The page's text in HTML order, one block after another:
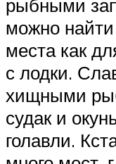
рыбными
можно
места как
с лодки.
хищными
судак и
голавли.